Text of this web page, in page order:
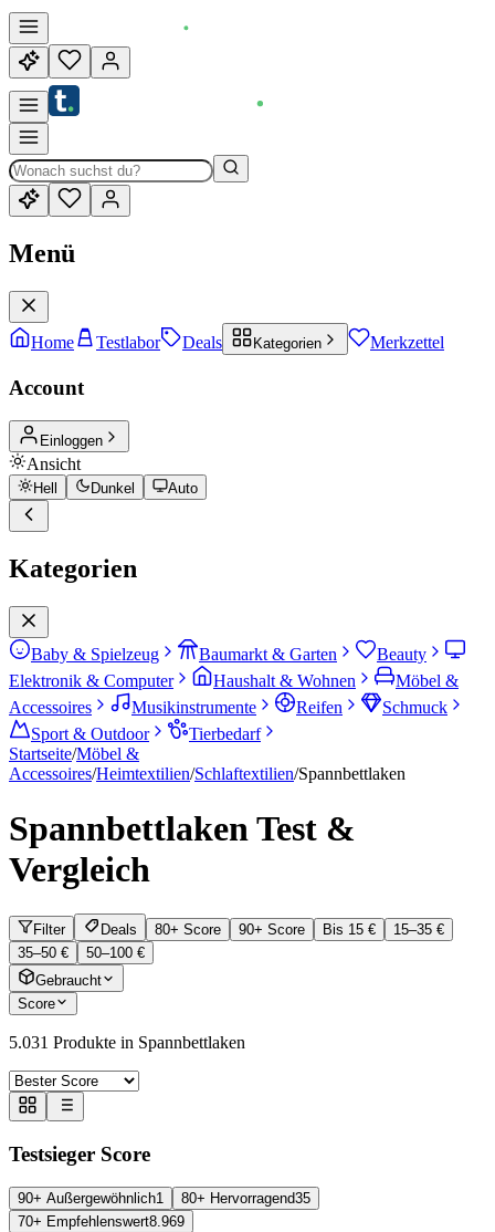
Menü
Home Testlabor Deals Kategorien Merkzettel
Account
Einloggen
Ansicht
Hell Dunkel Auto
Kategorien
Baby & Spielzeug Baumarkt & Garten
Beauty
Elektronik & Computer
Haushalt & Wohnen
Möbel &
Accessoires
Musikinstrumente Reifen
Schmuck
Sport & Outdoor
Tierbedarf
Startseite/Möbel &
Accessoires/Heimtextilien/Schlaftextilien/Spannbettlaken
Spannbettlaken Test &
Vergleich
Filter Deals 80+ Score 90+ Score Bis 15 €
15–35 €
35–50 €
50–100 €
Gebraucht
Score
5.031 Produkte in Spannbettlaken
Testsieger Score
90+ Außergewöhnlich1 80+ Hervorragend35
70+ Empfehlenswert8.969